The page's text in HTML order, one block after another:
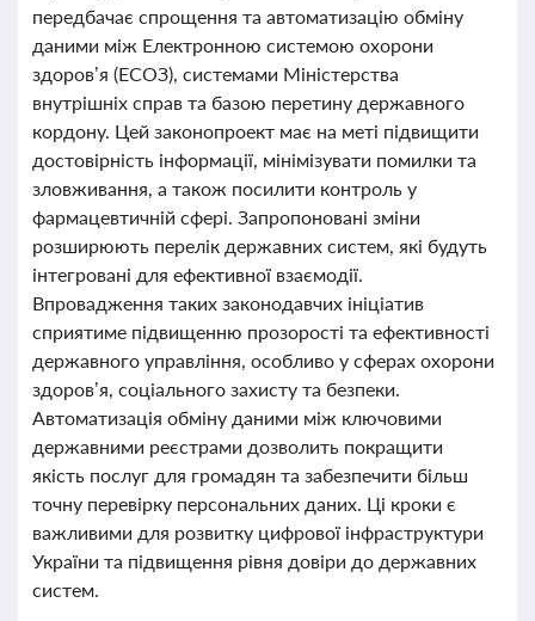
передбачає спрощення та автоматизацію обміну
даними між Електронною системою охорони
здоров’я (ЕСОЗ), системами Міністерства
внутрішніх справ та базою перетину державного
кордону. Цей законопроект має на меті підвищити
достовірність інформації, мінімізувати помилки та
зловживання, а також посилити контроль у
фармацевтичній сфері. Запропоновані зміни
розширюють перелік державних систем, які будуть
інтегровані для ефективної взаємодії.
Впровадження таких законодавчих ініціатив
сприятиме підвищенню прозорості та ефективності
державного управління, особливо у сферах охорони
здоров’я, соціального захисту та безпеки.
Автоматизація обміну даними між ключовими
державними реєстрами дозволить покращити
якість послуг для громадян та забезпечити більш
точну перевірку персональних даних. Ці кроки є
важливими для розвитку цифрової інфраструктури
України та підвищення рівня довіри до державних
систем.